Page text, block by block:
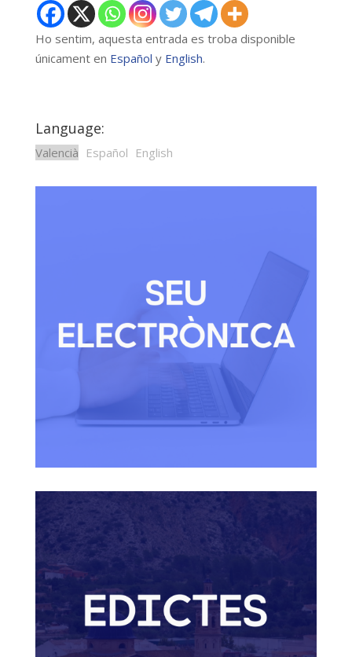
Ho sentim, aquesta entrada es troba disponible
únicament en Español y English.
Language:
Valencià Español English